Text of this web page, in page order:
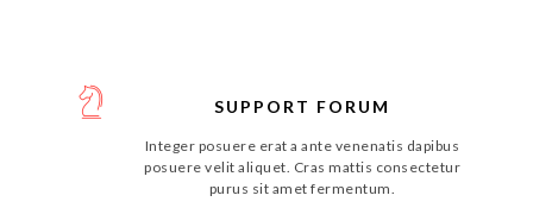
SUPPORT FORUM
Integer posuere erat a ante venenatis dapibus
posuere velit aliquet. Cras mattis consectetur
purus sit amet fermentum.